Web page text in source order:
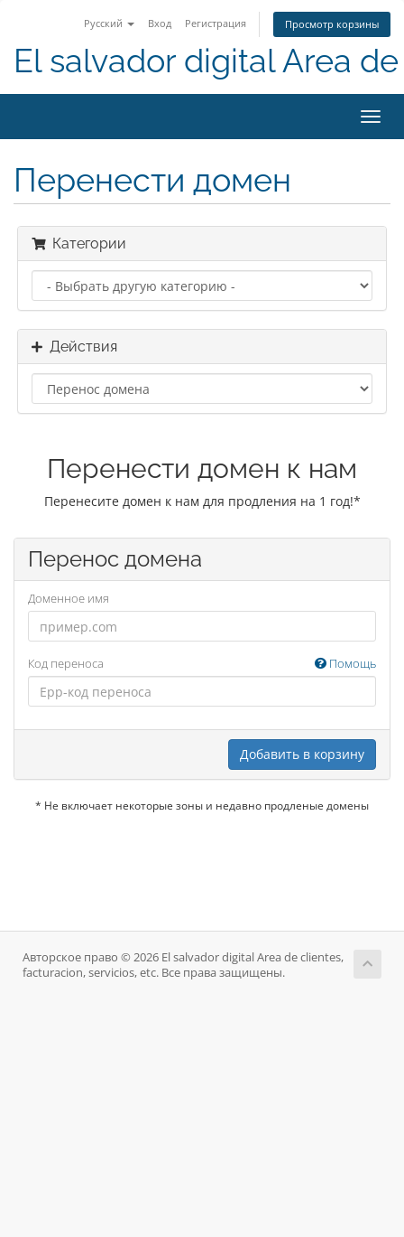
Русский Вход Регистрация Просмотр корзины
El salvador digital Area
Перенести домен
Категории
Действия
Перенести домен к нам
Перенесите домен к нам для продления на 1 год!*
Перенос домена
Доменное имя
Код переноса Помощь
Добавить в корзину
* Не включает некоторые зоны и недавно продленые домены
Авторское право © 2026 El salvador digital Area de clientes,
facturacion, servicios, etc. Все права защищены.